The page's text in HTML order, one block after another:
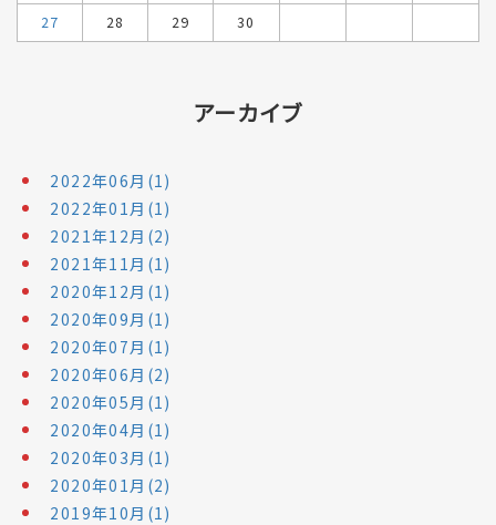
27
28 29 30
アーカイブ
2022年06月(1)
2022年01月(1)
2021年12月(2)
2021年11月(1)
2020年12月(1)
2020年09月(1)
2020年07月(1)
2020年06月(2)
2020年05月(1)
2020年04月(1)
2020年03月(1)
2020年01月(2)
2019年10月(1)